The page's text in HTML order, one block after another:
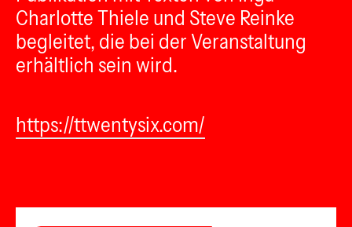
Charlotte Thiele und Steve Reinke
begleitet, die bei der Veranstaltung
erhältlich sein wird.
https://ttwentysix.com/